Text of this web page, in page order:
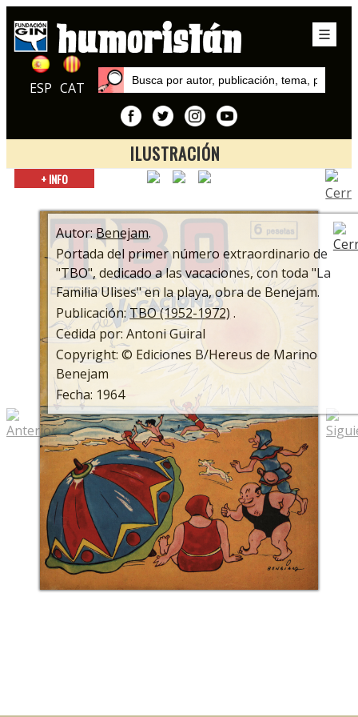
ESP CAT
ILUSTRACIÓN
Inicio
TBO: Cien años de historia
+ INFO
Autor:Benejam.
Portada del primer número extraordinario de
"TBO", dedicado a las vacaciones, con toda "La
Familia Ulises" en la playa, obra de Benejam.
Publicación:TBO (1952-1972) .
Cedida por: Antoni Guiral
Copyright: © Ediciones B/Hereus de Marino
Benejam
Fecha: 1964